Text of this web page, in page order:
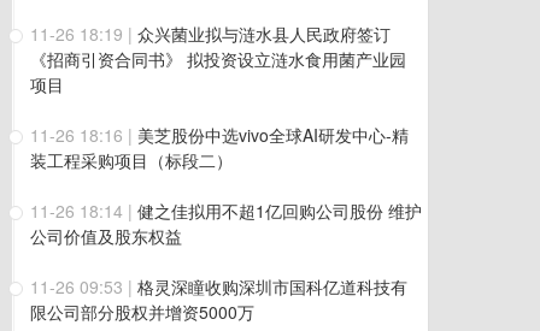
11-26 18:19 | 众兴菌业拟与涟水县人民政府签订
《招商引资合同书》 拟投资设立涟水食用菌产业园
项目
11-26 18:16 | 美芝股份中选vivo全球AI研发中心-精
装工程采购项目（标段二）
11-26 18:14 | 健之佳拟用不超1亿回购公司股份 维护
公司价值及股东权益
11-26 09:53 | 格灵深瞳收购深圳市国科亿道科技有
限公司部分股权并增资5000万